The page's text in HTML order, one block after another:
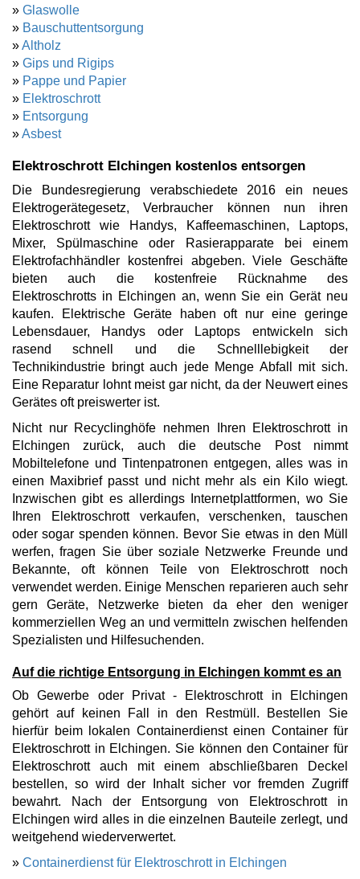
» Glaswolle
» Bauschuttentsorgung
»Altholz
» Gips und Rigips
» Pappe und Papier
» Elektroschrott
» Entsorgung
»Asbest
Elektroschrott Elchingen kostenlos entsorgen
Die Bundesregierung verabschiedete 2016 ein neues
Elektrogerätegesetz, Verbraucher können nun ihren
Elektroschrott wie Handys, Kaffeemaschinen, Laptops,
Mixer, Spülmaschine oder Rasierapparate bei einem
Elektrofachhändler kostenfrei abgeben. Viele Geschäfte
bieten auch die kostenfreie Rücknahme des
Elektroschrotts in Elchingen an, wenn Sie ein Gerät neu
kaufen. Elektrische Geräte haben oft nur eine geringe
Lebensdauer, Handys oder Laptops entwickeln sich
rasend schnell und die Schnelllebigkeit der
Technikindustrie bringt auch jede Menge Abfall mit sich.
Eine Reparatur lohnt meist gar nicht, da der Neuwert eines
Gerätes oft preiswerter ist.
Nicht nur Recyclinghöfe nehmen Ihren Elektroschrott in
Elchingen zurück, auch die deutsche Post nimmt
Mobiltelefone und Tintenpatronen entgegen, alles was in
einen Maxibrief passt und nicht mehr als ein Kilo wiegt.
Inzwischen gibt es allerdings Internetplattformen, wo Sie
Ihren Elektroschrott verkaufen, verschenken, tauschen
oder sogar spenden können. Bevor Sie etwas in den Müll
werfen, fragen Sie über soziale Netzwerke Freunde und
Bekannte, oft können Teile von Elektroschrott noch
verwendet werden. Einige Menschen reparieren auch sehr
gern Geräte, Netzwerke bieten da eher den weniger
kommerziellen Weg an und vermitteln zwischen helfenden
Spezialisten und Hilfesuchenden.
Auf die richtige Entsorgung in Elchingen kommt es an
Ob Gewerbe oder Privat - Elektroschrott in Elchingen
gehört auf keinen Fall in den Restmüll. Bestellen Sie
hierfür beim lokalen Containerdienst einen Container für
Elektroschrott in Elchingen. Sie können den Container für
Elektroschrott auch mit einem abschließbaren Deckel
bestellen, so wird der Inhalt sicher vor fremden Zugriff
bewahrt. Nach der Entsorgung von Elektroschrott in
Elchingen wird alles in die einzelnen Bauteile zerlegt, und
weitgehend wiederverwertet.
» Containerdienst für Elektroschrott in Elchingen